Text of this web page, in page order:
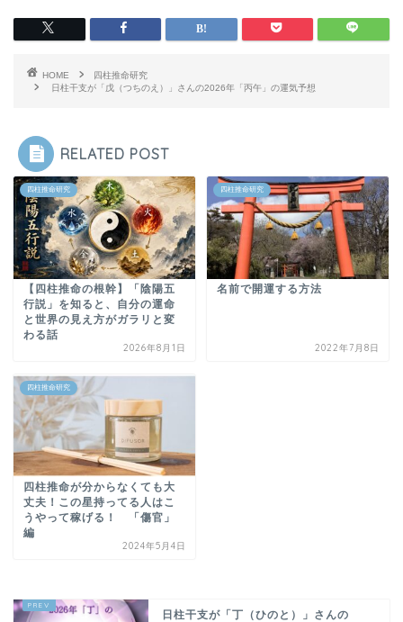
HOME
四柱推命研究
日柱干支が「戊（つちのえ）」さんの2026年「丙午」の運気予想
RELATED POST
四柱推命研究
【四柱推命の根幹】「陰陽五
行説」を知ると、自分の運命
と世界の見え方がガラリと変
わる話
2026年8月1日
四柱推命研究
名前で開運する方法
2022年7月8日
四柱推命研究
四柱推命が分からなくても大
丈夫！この星持ってる人はこ
うやって稼げる！ 「傷官」
編
2024年5月4日
日柱干支が「丁（ひのと）」さんの